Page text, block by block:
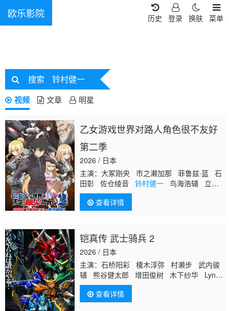
欧乐影院 菜单
换肤
登录
历史
搜索 铃村健一
视频 文章 明星
乙女游戏世界对路人角色很不友好
第二季
2026 / 日本
主演：大冢刚央 市之濑加那 菲鲁兹·蓝 石
田彰 佐仓绫音 铃村健一鸟海浩辅 立花
慎之介 游佐浩二 桧山修之 竹内顺子 大
原沙耶香 雨宫天 小仓唯 宇垣秀成 黑田
崇矢
查看详情
铠真传 武士骑兵 2
2026 / 日本
主演：石桥阳彩 榎木淳弥 村濑步 武内骏
辅 熊谷健太郎 增田俊树 木下纱华 Lynn
下野纮 草尾毅 野岛裕史 置鲇龙太郎 佐
佐木望 西村朋纮 小西克幸 佐藤拓也 鸟
海浩辅 寺岛拓笃 杉田智和 天崎滉平
查看详情